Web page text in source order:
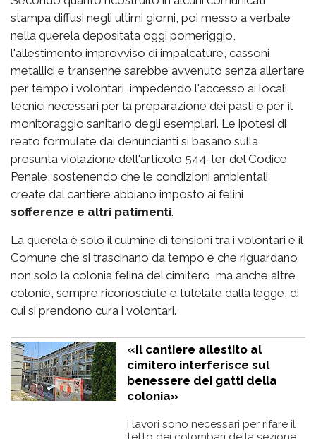
stampa diffusi negli ultimi giorni, poi messo a verbale
nella querela depositata oggi pomeriggio,
l'allestimento improvviso di impalcature, cassoni
metallici e transenne sarebbe avvenuto senza allertare
per tempo i volontari, impedendo l'accesso ai locali
tecnici necessari per la preparazione dei pasti e per il
monitoraggio sanitario degli esemplari. Le ipotesi di
reato formulate dai denuncianti si basano sulla
presunta violazione dell'articolo 544-ter del Codice
Penale, sostenendo che le condizioni ambientali
create dal cantiere abbiano imposto ai felini
sofferenze e altri patimenti.
La querela è solo il culmine di tensioni tra i volontari e il
Comune che si trascinano da tempo e che riguardano
non solo la colonia felina del cimitero, ma anche altre
colonie, sempre riconosciute e tutelate dalla legge, di
cui si prendono cura i volontari.
«Il cantiere allestito al
cimitero interferisce sul
benessere dei gatti della
colonia»
I lavori sono necessari per rifare il